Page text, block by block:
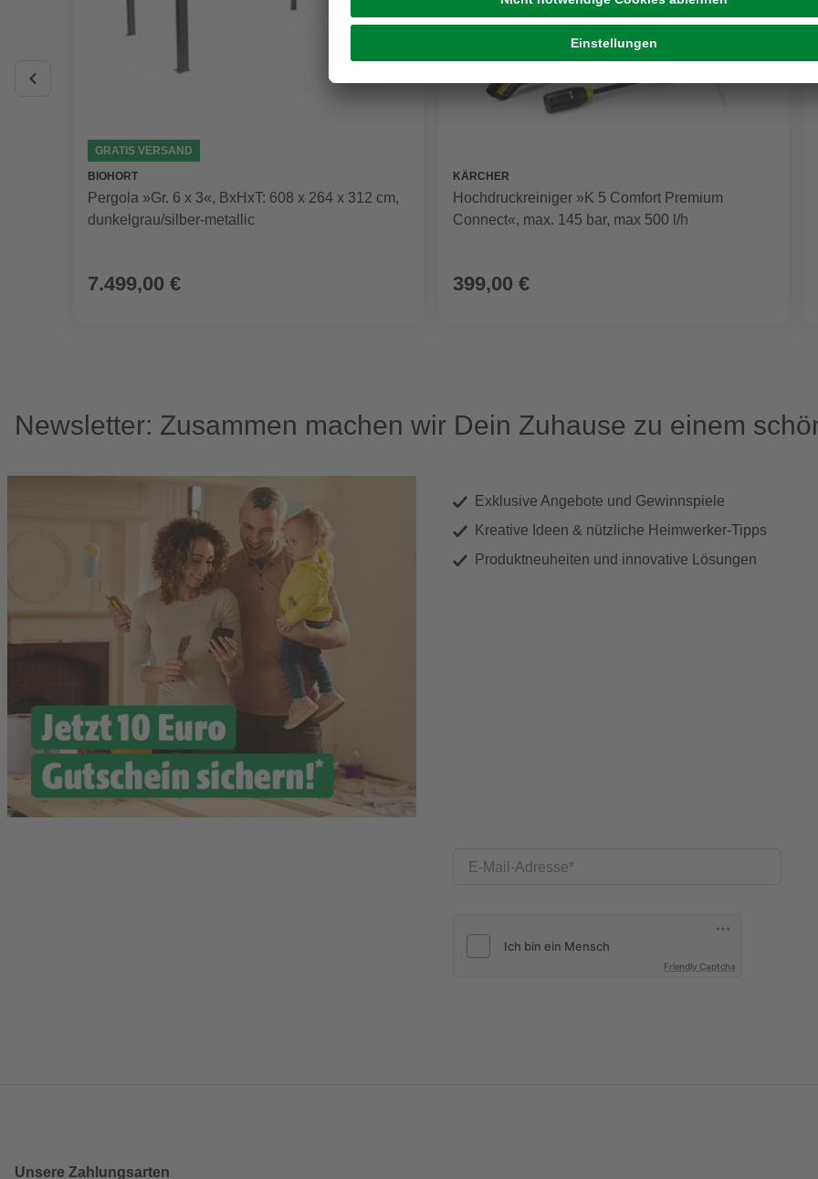
GRATIS VERSAND
BIOHORT
Pergola »Gr. 6 x 3«, BxHxT: 608 x 264 x 312 cm,
dunkelgrau/silber-metallic
7.499,00 €
KÄRCHER
Hochdruckreiniger »K 5 Comfort Premium
Connect«, max. 145 bar, max 500 l/h
399,00 €
Newsletter: Zusammen machen wir Dein Zuhause zu einem
Exklusive Angebote und Gewinnspiele
Kreative Ideen & nützliche Heimwerker-Tipps
Produktneuheiten und innovative Lösungen
E-Mail-Adresse
Friendly Captcha
Unsere Zahlungsarten